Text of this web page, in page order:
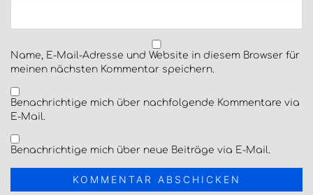
Name, E-Mail-Adresse und Website in diesem Browser für
meinen nächsten Kommentar speichern.
Benachrichtige mich über nachfolgende Kommentare via
E-Mail.
Benachrichtige mich über neue Beiträge via E-Mail.